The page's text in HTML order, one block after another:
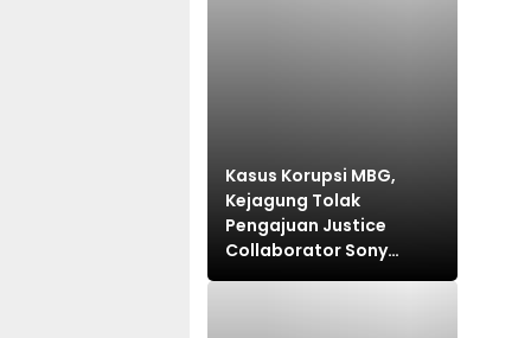
Kasus Korupsi MBG,
Kejagung Tolak
Pengajuan Justice
Collaborator Sony
Sonjaya